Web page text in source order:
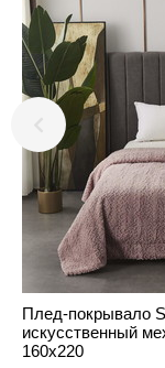
Плед-покрывало
искусственный
160х220